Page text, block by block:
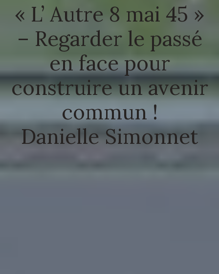
« L’ Autre 8 mai 45 »
– Regarder le passé
en face pour
construire un avenir
commun !
Danielle Simonnet